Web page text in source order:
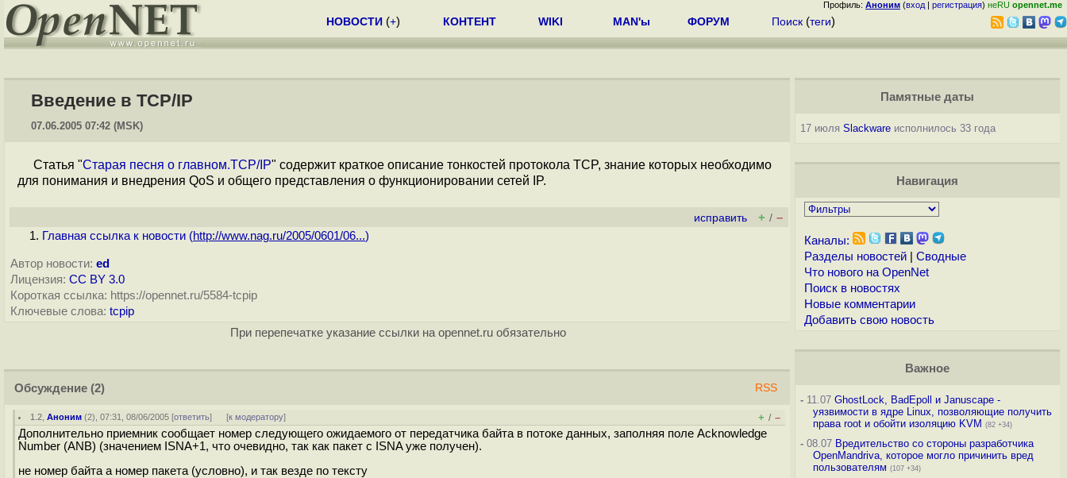
Профиль: Аноним (вход | регистрация) неRU opennet.me
НОВОСТИ (+) КОНТЕНТ WIKI MAN'ы ФОРУМ Поиск (теги)
Введение в TCP/IP
07.06.2005 07:42 (MSK)
Статья "Старая песня о главном.TCP/IP" содержит краткое описание тонкостей протокола TCP, знание которых необходимо
для понимания и внедрения QoS и общего представления о функционировании сетей IP.
исправить + / –
Главная ссылка к новости (http://www.nag.ru/2005/0601/06...)
Автор новости: ed
Лицензия: CC BY 3.0
Короткая ссылка: https://opennet.ru/5584-tcpip
Ключевые слова: tcpip
При перепечатке указание ссылки на opennet.ru обязательно
Обсуждение (2) RSS
1.2 ,Аноним (2), 07:31, 08/06/2005 [ответить] [к модератору] + / –
Дополнительно приемник сообщает номер следующего ожидаемого от передатчика байта в потоке данных, заполняя поле Acknowledge
Number (ANB) (значением ISNA+1, что очевидно, так как пакет с ISNA уже получен).
не номер байта а номер пакета (условно), и так везде по тексту
Памятные даты
17 июля Slackwareисполнилось 33 года
Навигация
Каналы:
Разделы новостей| Сводные
Что нового на OpenNet
Поиск в новостях
Новые комментарии
Добавить свою новость
Важное
-11.07 GhostLock, BadEpoll и Januscape -
уязвимости в ядре Linux, позволяющие получить
права root и обойти изоляцию KVM (82 +34)
-08.07 Вредительство со стороны разработчика
OpenMandriva, которое могло причинить вред
пользователям (107 +34)